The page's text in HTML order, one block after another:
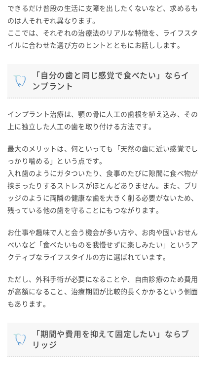
できるだけ普段の生活に支障を出したくないなど、求めるも
のは人それぞれ異なります。
ここでは、それぞれの治療法のリアルな特徴を、ライフスタ
イルに合わせた選び方のヒントとともにお話しします。
「自分の歯と同じ感覚で食べたい」ならイ
ンプラント
インプラント治療は、顎の骨に人工の歯根を植え込み、その
上に独立した人工の歯を取り付ける方法です。
最大のメリットは、何といっても「天然の歯に近い感覚でし
っかり噛める」という点です。
入れ歯のようにガタついたり、食事のたびに隙間に食べ物が
挟まったりするストレスがほとんどありません。また、ブリ
ッジのように両隣の健康な歯を大きく削る必要がないため、
残っている他の歯を守ることにもつながります。
お仕事や趣味で人と会う機会が多い方や、お肉や固いおせん
べいなど「食べたいものを我慢せずに楽しみたい」というア
クティブなライフスタイルの方に選ばれています。
ただし、外科手術が必要になることや、自由診療のため費用
が高額になること、治療期間が比較的長くかかるという側面
もあります。
「期間や費用を抑えて固定したい」ならブ
リッジ